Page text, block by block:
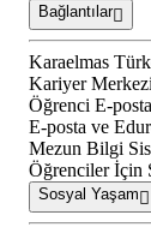
Bağlantılar
Karaelmas
Kariyer Merkezi
Öğrenci E-posta
E-posta ve
Mezun Bilgi
Öğrenciler İçin
Sosyal Yaşam